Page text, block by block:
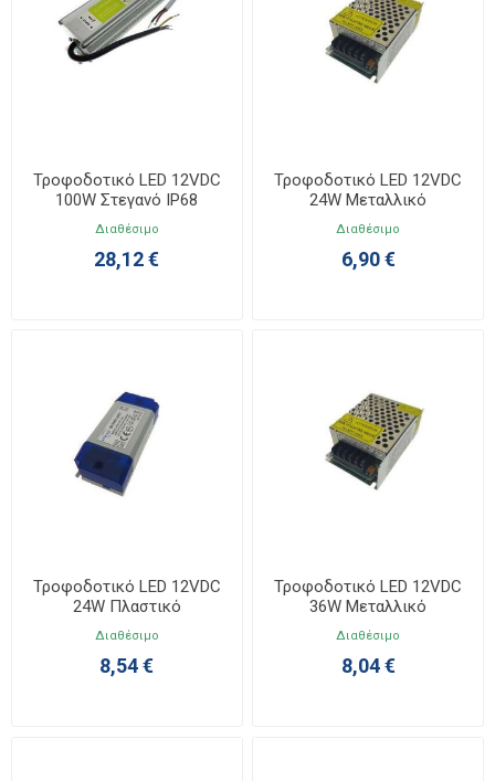
Τροφοδοτικό LED 12VDC
100W Στεγανό IP68
217x45x36mm
Διαθέσιμο
28,12 €
Τροφοδοτικό LED 12VDC
24W Μεταλλικό
85x58x35mm
Διαθέσιμο
6,90 €
Τροφοδοτικό LED 12VDC
24W Πλαστικό
115x44x25mm
Διαθέσιμο
8,54 €
Τροφοδοτικό LED 12VDC
36W Μεταλλικό
85x58x35mm
Διαθέσιμο
8,04 €